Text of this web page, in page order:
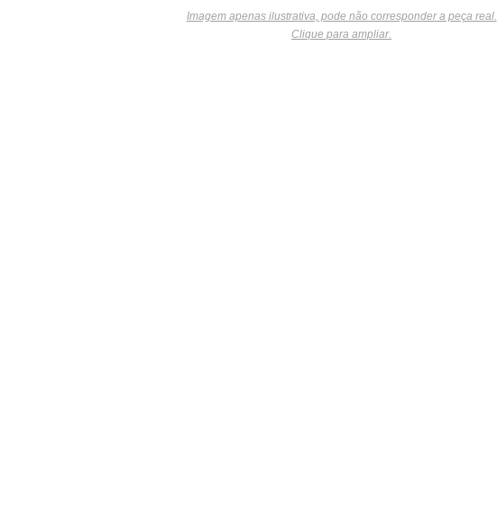
Imagem apenas ilustrativa, pode não corresponder a peça real.
Clique para ampliar.